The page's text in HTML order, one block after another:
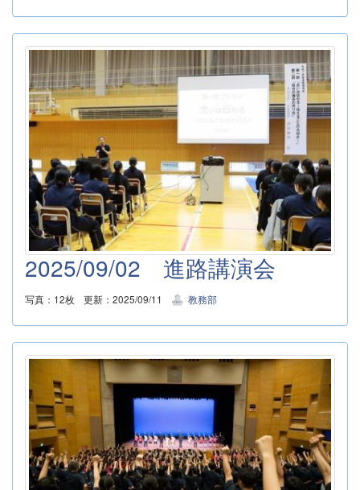
2025/09/02 進路講演会
写真：12枚 更新：2025/09/11 教務部